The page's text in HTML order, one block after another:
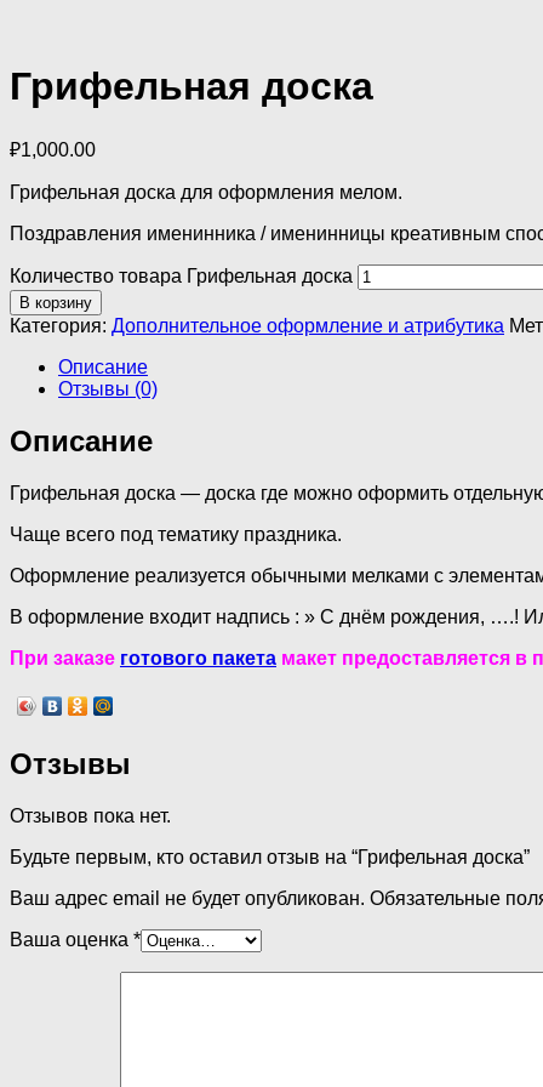
Грифельная доска
₽1,000.00
Грифельная доска для оформления мелом.
Поздравления именинника / именинницы креативным
Количество товара Грифельная доска
В корзину
Категория: Дополнительное оформление и атрибутика
Описание
Отзывы (0)
Описание
Грифельная доска — доска где можно оформить
Чаще всего под тематику праздника.
Оформление реализуется обычными мелками с
В оформление входит надпись : » С днём рождения, ….!
При заказе готового пакета макет предоставляется в
Отзывы
Отзывов пока нет.
Будьте первым, кто оставил отзыв на “Грифельная доска”
Ваш адрес email не будет опубликован. Обязательные
Ваша оценка *